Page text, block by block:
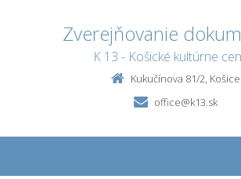
Zverejňovanie
K 13 - Košické kultúrne
Kukučínova 81/2, Košice
office@k13.sk